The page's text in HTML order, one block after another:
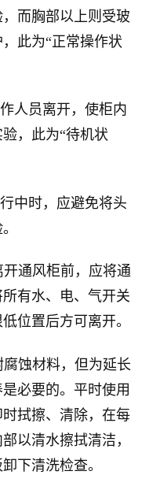
而胸部以上则受玻
此为“正常操作状
人员离开，使柜内
，此为“待机状
中时，应避免将头
通风柜前，应将通
有水、电、气开关
位置后方可离开。
蚀材料，但为延长
必要的。平时使用
拭擦、清除，在每
以清水擦拭清洁，
下清洗检查。